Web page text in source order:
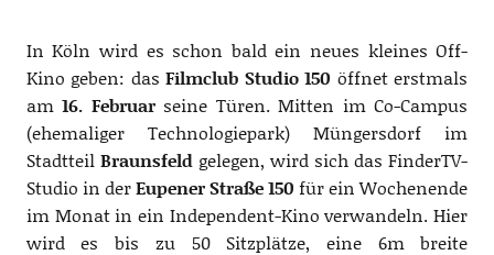
In Köln wird es schon bald ein neues kleines Off-
Kino geben: dasFilmclub Studio 150 öffnet erstmals
am16. Februarseine Türen. Mitten im Co-Campus
(ehemaliger Technologiepark) Müngersdorf im
Stadtteil Braunsfeld gelegen, wird sich das FinderTV-
Studio in derEupener Straße 150für ein Wochenende
im Monat in ein Independent-Kino verwandeln. Hier
wird es bis zu 50 Sitzplätze, eine 6m breite